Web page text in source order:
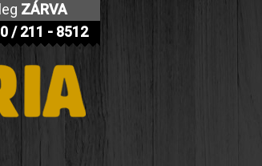
ZÁRVA
/ 211 - 8512